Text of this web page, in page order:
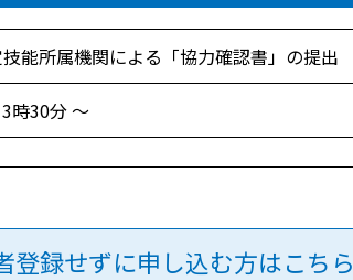
技能所属機関による「協力確認書」の提出
時30分 ～
登録せずに申し込む方はこちら